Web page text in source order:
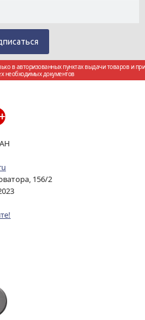
в авторизованных пунктах выдачи товаров и при
необходимых документов
156/2